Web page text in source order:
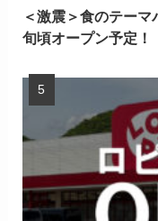
＜激震＞食のテー
旬頃オープン予定！